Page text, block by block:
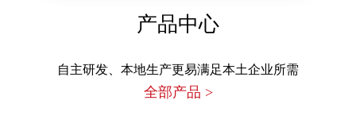
产品中心
自主研发、本地生产更易满足本土企业所需
全部产品 >